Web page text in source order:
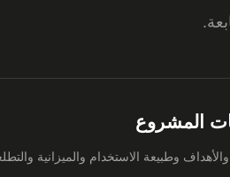
الاستخدام والميزانية والتطلعات